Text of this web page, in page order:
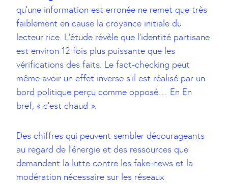
qu’une information est erronée ne remet que très
faiblement en cause la croyance initiale du
lecteur.rice. L’étude révèle que l’identité partisane
est environ 12 fois plus puissante que les
vérifications des faits. Le fact-checking peut
même avoir un effet inverse s’il est réalisé par un
bord politique perçu comme opposé… En En
bref, « c’est chaud ».
Des chiffres qui peuvent sembler décourageants
au regard de l’énergie et des ressources que
demandent la lutte contre les fake-news et la
modération nécessaire sur les réseaux